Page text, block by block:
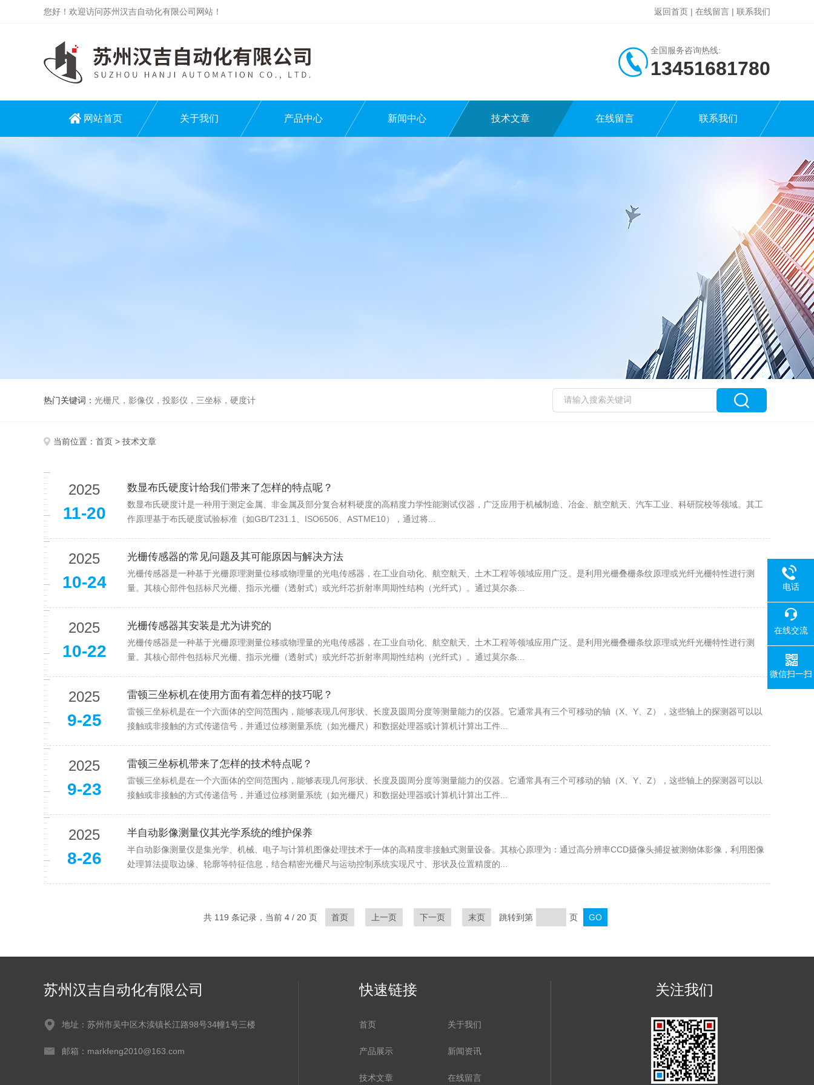
您好！欢迎访问苏州汉吉自动化有限公司网站！ 返回首页 | 在线留言 | 联系我们
全国服务咨询热线:
13451681780
网站首页 关于我们 产品中心 新闻中心 技术文章 在线留言 联系我们
热门关键词： 光栅尺，影像仪，投影仪，三坐标，硬度计
当前位置： 首页 > 技术文章
2025
11-20
数显布氏硬度计给我们带来了怎样的特点呢？
数显布氏硬度计是一种用于测定金属、非金属及部分复合材料硬度的高精度力学性能测试仪器，广泛应用于机械制造、冶金、航空航天、汽车工业、科研院校等领域。其工
作原理基于布氏硬度试验标准（如GB/T231.1、ISO6506、ASTME10），通过将...
2025
10-24
光栅传感器的常见问题及其可能原因与解决方法
光栅传感器是一种基于光栅原理测量位移或物理量的光电传感器，在工业自动化、航空航天、土木工程等领域应用广泛。是利用光栅叠栅条纹原理或光纤光栅特性进行测
量。其核心部件包括标尺光栅、指示光栅（透射式）或光纤芯折射率周期性结构（光纤式）。通过莫尔条...
2025
10-22
光栅传感器其安装是尤为讲究的
光栅传感器是一种基于光栅原理测量位移或物理量的光电传感器，在工业自动化、航空航天、土木工程等领域应用广泛。是利用光栅叠栅条纹原理或光纤光栅特性进行测
量。其核心部件包括标尺光栅、指示光栅（透射式）或光纤芯折射率周期性结构（光纤式）。通过莫尔条...
2025
9-25
雷顿三坐标机在使用方面有着怎样的技巧呢？
雷顿三坐标机是在一个六面体的空间范围内，能够表现几何形状、长度及圆周分度等测量能力的仪器。它通常具有三个可移动的轴（X、Y、Z），这些轴上的探测器可以以
接触或非接触的方式传递信号，并通过位移测量系统（如光栅尺）和数据处理器或计算机计算出工件...
2025
9-23
雷顿三坐标机带来了怎样的技术特点呢？
雷顿三坐标机是在一个六面体的空间范围内，能够表现几何形状、长度及圆周分度等测量能力的仪器。它通常具有三个可移动的轴（X、Y、Z），这些轴上的探测器可以以
接触或非接触的方式传递信号，并通过位移测量系统（如光栅尺）和数据处理器或计算机计算出工件...
2025
8-26
半自动影像测量仪其光学系统的维护保养
半自动影像测量仪是集光学、机械、电子与计算机图像处理技术于一体的高精度非接触式测量设备。其核心原理为：通过高分辨率CCD摄像头捕捉被测物体影像，利用图像
处理算法提取边缘、轮廓等特征信息，结合精密光栅尺与运动控制系统实现尺寸、形状及位置精度的...
共 119 条记录，当前 4 / 20 页 首页 上一页 下一页 末页 跳转到第 页
苏州汉吉自动化有限公司
地址：苏州市吴中区木渎镇长江路98号34幢1号三楼
邮箱：markfeng2010@163.com
快速链接
首页 关于我们
产品展示 新闻资讯
技术文章 在线留言
关注我们
电话
在线交流
微信扫一扫